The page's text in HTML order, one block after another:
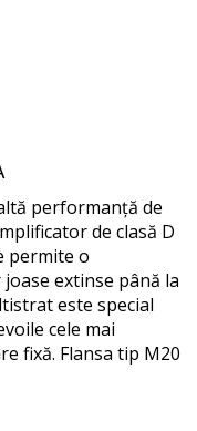
performanță de
de clasă D
permite o
extinse până la
este special
cele mai
fixă. Flansa tip M20